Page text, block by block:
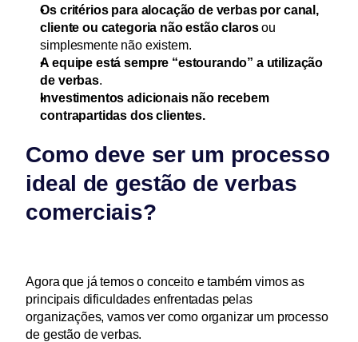
Os critérios para alocação de verbas por canal,
cliente ou categoria não estão claros ou
simplesmente não existem.
A equipe está sempre “estourando” a utilização
de verbas.
Investimentos adicionais não recebem
contrapartidas dos clientes.
Como deve ser um processo
ideal de gestão de verbas
comerciais?
Agora que já temos o conceito e também vimos as
principais dificuldades enfrentadas pelas
organizações, vamos ver como organizar um processo
de gestão de verbas.